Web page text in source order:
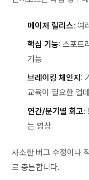
메이저 릴리스: 여
핵심 기능: 스포트
기능
브레이킹 체인지 :
교육이 필요한 업
연간/분기별 회고:
는 영상
사소한 버그 수정이나
로 충분합니다.